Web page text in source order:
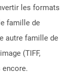
les formats
famille de
autre famille de
(TIFF,
encore.